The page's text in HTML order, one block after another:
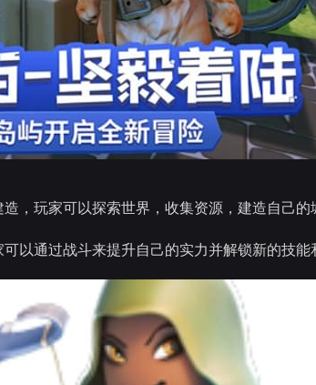
，玩家可以探索世界，收集资源，建造自己的
以通过战斗来提升自己的实力并解锁新的技能